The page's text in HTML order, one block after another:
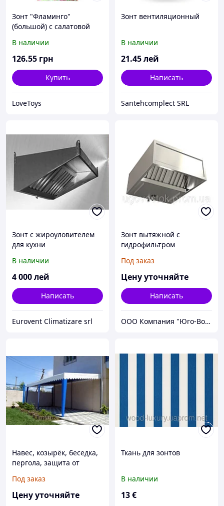
Зонт "Фламинго"
(большой) с салатовой
В наличии
126.55 грн
Купить
LoveToys
Зонт вентиляционный
В наличии
21.45лей
Написать
Santehcomplect SRL
Зонт с жироуловителем
для кухни
В наличии
4 000лей
Написать
Eurovent Climatizare srl
Зонт вытяжной с
гидрофильтром
Под заказ
Цену уточняйте
Написать
ООО Компания "Юго-Восток"
Навес, козырёк, беседка,
пергола, защита от
маркиза, тентовый навес,
зонт от солнца
Под заказ
Цену уточняйте
Ткань для зонтов
В наличии
13€